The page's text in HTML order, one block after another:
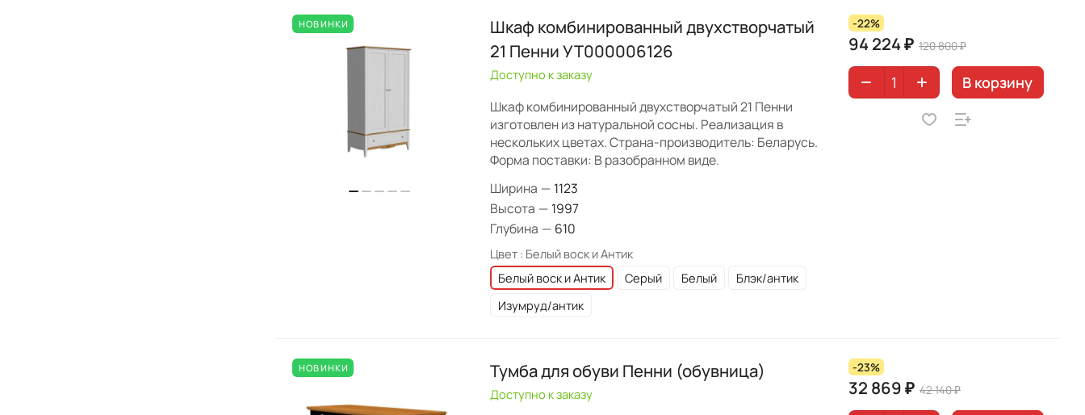
НОВИНКИ
Шкаф комбинированный двухстворчатый
21 Пенни УТ000006126
Доступно к заказу
Шкаф комбинированный двухстворчатый 21 Пенни
изготовлен из натуральной сосны. Реализация в
нескольких цветах. Страна-производитель: Беларусь.
Форма поставки: В разобранном виде.
Ширина — 1123
Высота — 1997
Глубина — 610
Цвет : Белый воск и Антик
Белый воск и Антик
Серый Белый
Блэк/антик
Изумруд/антик
-22%
94 224 ₽ 120 800 ₽
В корзину
НОВИНКИ Тумба для обуви Пенни (обувница)
Доступно к заказу
-23%
32 869 ₽ 42 140 ₽